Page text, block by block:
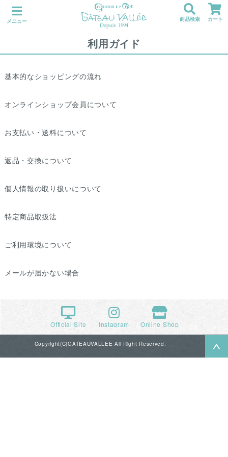
メニュー 商品検索 カート
利用ガイド
基本的なショッピングの流れ
オンラインショップ会員について
お支払い・送料について
返品・交換について
個人情報の取り扱いについて
特定商品取扱法
ご利用環境について
メールが届かない場合
Official Site Instagram Online Shop
Copyright(C)GATEAUVALLEE All Right Reserved.